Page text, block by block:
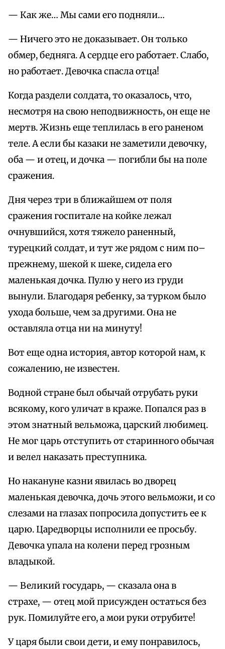
— Как же… Мы сами его подняли…
— Ничего это не доказывает. Он только
обмер, бедняга. А сердце его работает. Слабо,
но работает. Девочка спасла отца!
Когда раздели солдата, то оказалось, что,
несмотря на свою неподвижность, он еще не
мертв. Жизнь еще теплилась в его раненом
теле. А если бы казаки не заметили девочку,
оба — и отец, и дочка — погибли бы на поле
сражения.
Дня через три в ближайшем от поля
сражения госпитале на койке лежал
очнувшийся, хотя тяжело раненный,
турецкий солдат, и тут же рядом с ним по–
прежнему, шекой к шеке, сидела его
маленькая дочка. Пулю у него из груди
вынули. Благодаря ребенку, за турком было
ухода больше, чем за другими. Она не
оставляла отца ни на минуту!
Вот еще одна история, автор которой нам, к
сожалению, не известен.
Водной стране был обычай отрубать руки
всякому, кого уличат в краже. Попался раз в
этом знатный вельможа, царский любимец.
Не мог царь отступить от старинного обычая
и велел наказать преступника.
Но накануне казни явилась во дворец
маленькая девочка, дочь этого вельможи, и со
слезами на глазах попросила допустить ее к
царю. Царедворцы исполнили ее просьбу.
Девочка упала на колени перед грозным
владыкой.
— Великий государь, — сказала она в
страхе, — отец мой присужден остаться без
рук. Помилуйте его, а мои руки отрубите!
У царя были свои дети, и ему понравилось,